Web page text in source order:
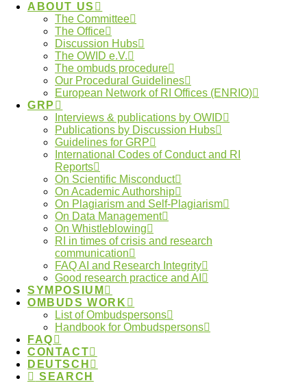
ABOUT US
The Committee
The Office
Discussion Hubs
The OWID e.V.
The ombuds procedure
Our Procedural Guidelines
European Network of RI Offices (ENRIO)
GRP
Interviews & publications by OWID
Publications by Discussion Hubs
Guidelines for GRP
International Codes of Conduct and RI
Reports
On Scientific Misconduct
On Academic Authorship
On Plagiarism and Self-Plagiarism
On Data Management
On Whistleblowing
RI in times of crisis and research
communication
FAQ AI and Research Integrity
Good research practice and AI
SYMPOSIUM
OMBUDS WORK
List of Ombudspersons
Handbook for Ombudspersons
FAQ
CONTACT
DEUTSCH
SEARCH
thematisiert werden.
Für den sog. Follow-up Workshop für
Ombudspersonen vom 25. – 26.11.2024 in Berlin
sind nun noch einmal Plätze frei geworden.
Follow-up Workshop richtet sich an
Ombudspersonen, die bereits Erfahrung in der
Ombudsarbeit sammeln konnten (und ggf. auch am
Einführungsworkshop teilgenommen haben) und die
in den Austausch mit anderen Ombudspersonen
treten möchten.
Sie können sichhier über die Website der DFG
anmelden.
Where can I find my local
ombudsperson?